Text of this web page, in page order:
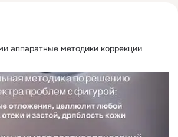
аппаратные методики коррекции